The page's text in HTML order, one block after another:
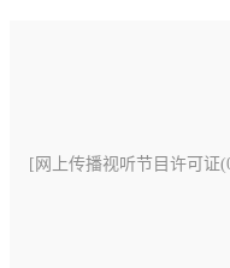
[ 网上传播视听节目许可证